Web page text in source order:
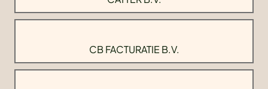
CB FACTURATIE B.V.